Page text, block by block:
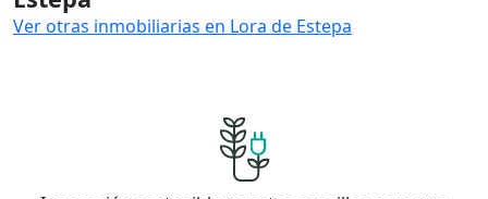
Ver otras inmobiliarias en Lora de Estepa